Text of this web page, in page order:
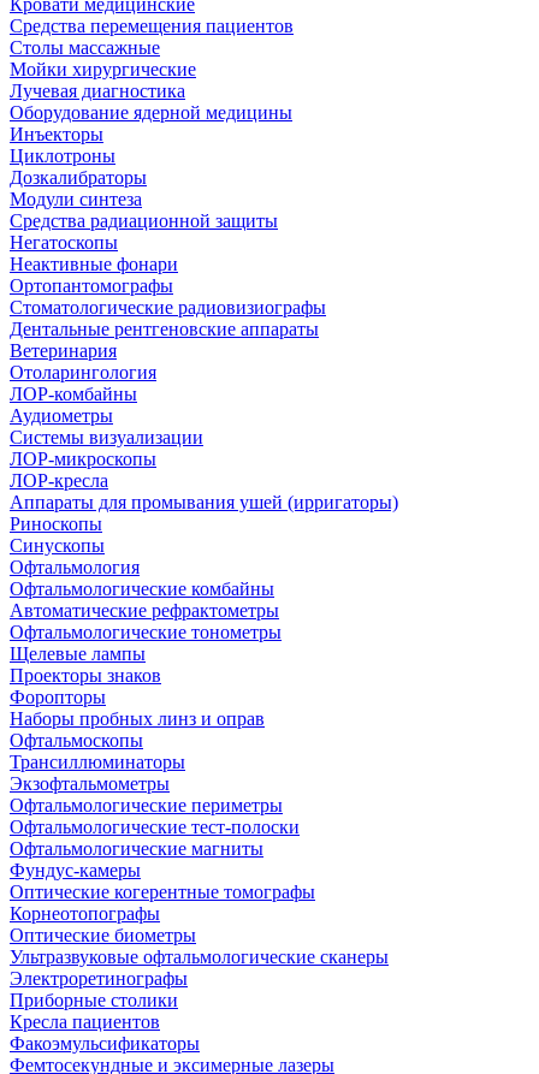
Кровати медицинские
Средства перемещения пациентов
Столы массажные
Мойки хирургические
Лучевая диагностика
Оборудование ядерной медицины
Инъекторы
Циклотроны
Дозкалибраторы
Модули синтеза
Средства радиационной защиты
Негатоскопы
Неактивные фонари
Ортопантомографы
Стоматологические радиовизиографы
Дентальные рентгеновские аппараты
Ветеринария
Отоларингология
ЛОР-комбайны
Аудиометры
Системы визуализации
ЛОР-микроскопы
ЛОР-кресла
Аппараты для промывания ушей (ирригаторы)
Риноскопы
Синускопы
Офтальмология
Офтальмологические комбайны
Автоматические рефрактометры
Офтальмологические тонометры
Щелевые лампы
Проекторы знаков
Форопторы
Наборы пробных линз и оправ
Офтальмоскопы
Трансиллюминаторы
Экзофтальмометры
Офтальмологические периметры
Офтальмологические тест-полоски
Офтальмологические магниты
Фундус-камеры
Оптические когерентные томографы
Корнеотопографы
Оптические биометры
Ультразвуковые офтальмологические сканеры
Электроретинографы
Приборные столики
Кресла пациентов
Факоэмульсификаторы
Фемтосекундные и эксимерные лазеры